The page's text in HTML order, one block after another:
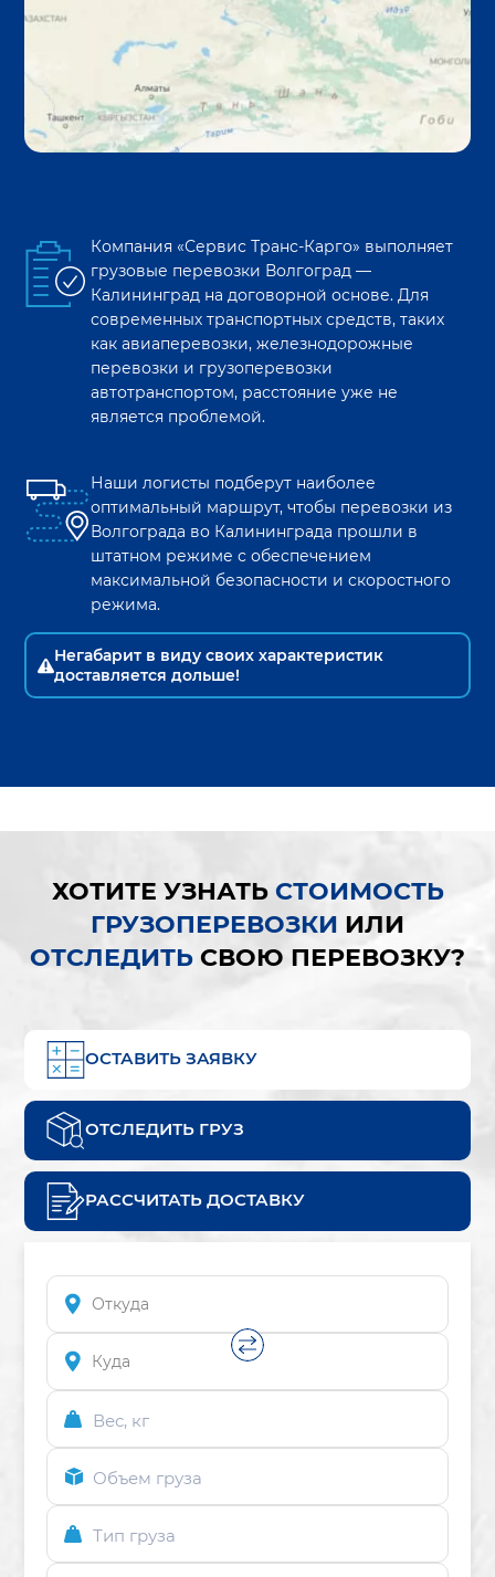
Компания «Сервис Транс-Карго» выполняет
грузовые перевозки Волгоград —
Калининград на договорной основе. Для
современных транспортных средств, таких
как авиаперевозки, железнодорожные
перевозки и грузоперевозки
автотранспортом, расстояние уже не
является проблемой.
Наши логисты подберут наиболее
оптимальный маршрут, чтобы перевозки из
Волгограда во Калининграда прошли в
штатном режиме с обеспечением
максимальной безопасности и скоростного
режима.
Негабарит в виду своих характеристик
доставляется дольше!
ХОТИТЕ УЗНАТЬ СТОИМОСТЬ
ГРУЗОПЕРЕВОЗКИ ИЛИ
ОТСЛЕДИТЬ СВОЮ ПЕРЕВОЗКУ?
ОСТАВИТЬ ЗАЯВКУ
ОТСЛЕДИТЬ ГРУЗ
РАССЧИТАТЬ ДОСТАВКУ
Вес, кг
Объем груза
Тип груза